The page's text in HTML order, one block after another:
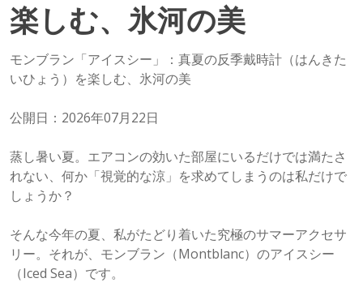
楽しむ、氷河の美
モンブラン「アイスシー」：真夏の反季戴時計（はんきた
いひょう）を楽しむ、氷河の美
公開日：2026年07月22日
蒸し暑い夏。エアコンの効いた部屋にいるだけでは満たさ
れない、何か「視覚的な涼」を求めてしまうのは私だけで
しょうか？
そんな今年の夏、私がたどり着いた究極のサマーアクセサ
リー。それが、モンブラン（Montblanc）のアイスシー
（Iced Sea）です。